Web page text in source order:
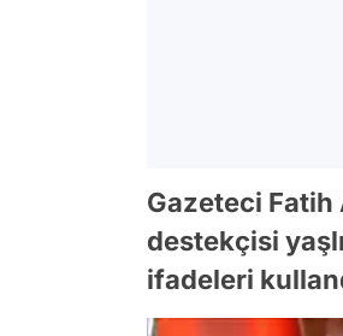
Gazeteci Fatih
destekçisi
ifadeleri